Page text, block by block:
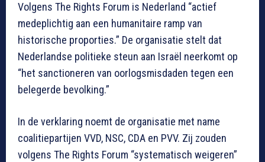
Volgens The Rights Forum is Nederland “actief
medeplichtig aan een humanitaire ramp van
historische proporties.” De organisatie stelt dat
Nederlandse politieke steun aan Israël neerkomt op
“het sanctioneren van oorlogsmisdaden tegen een
belegerde bevolking.”
In de verklaring noemt de organisatie met name
coalitiepartijen VVD, NSC, CDA en PVV. Zij zouden
volgens The Rights Forum “systematisch weigeren”